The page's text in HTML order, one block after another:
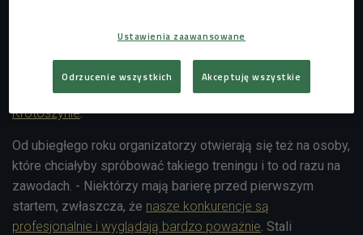
gość Czwórki. - Drugi etap odbędzie się we Wrocławiu. Tam
pasjonatami fitnessu funkcjonalnego. Zaplanowaliśmy
jeszcze eventy specjalne w Śremie i w Górce orazfinał w
Krotoszynie.
Od ubiegłego roku organizatorzy otwierają się też na osoby,
które chciałyby spróbować takiego treningu i to od razu na
zawodach. - Niektórzy mają barierę przed pierwszym
startem, zwłaszcza, że nasze konkurencje są
profesjonalnie i wyglądają bardzo poważnie. Stali
Ustawienia zaawansowane
Odrzucenie wszystkich Akceptuję wszystkie